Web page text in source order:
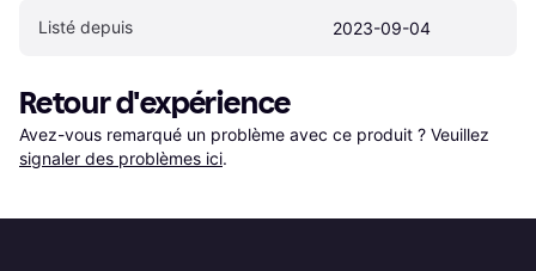
Listé depuis 2023-09-04
Retour d'expérience
Avez-vous remarqué un problème avec ce produit ? Veuillez
signaler des problèmes ici.